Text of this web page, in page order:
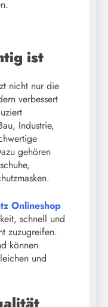
ist
nicht nur die
verbessert
Industrie,
gehören
Onlineshop
schnell und
zuzugreifen.
können
und